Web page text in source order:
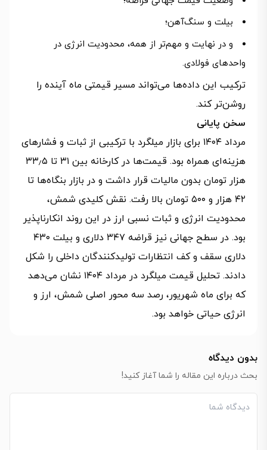
بیلت و سنگ‌آهن؛
و در نهایت و مهم‌تر از همه، محدودیت انرژی در
واحدهای فولادی.
ترکیب این داده‌ها می‌تواند مسیر قیمتی ماه آینده را
روشن‌تر کند.
سخن پایانی
مرداد ۱۴۰۴ برای بازار میلگرد با ترکیبی از ثبات و فشارهای
هزینه‌ای همراه بود. قیمت‌ها در کارخانه بین ۳۱ تا ۳۳٫۵
هزار تومان بدون مالیات قرار داشت و در بازار بنگاه‌ها تا
۴۲ هزار و ۵۰۰ تومان بالا رفت. نقش کلیدی شمش،
محدودیت انرژی و ثبات نسبی ارز در این روند انکارناپذیر
بود. در سطح جهانی نیز قراضه ۳۴۷ دلاری و بیلت ۴۳۰
دلاری سقف و کف انتظارات تولیدکنندگان داخلی را شکل
دادند. تحلیل قیمت میلگرد در مرداد ۱۴۰۴ نشان می‌دهد
که برای ماه شهریور، رصد سه محور اصلی شمش، ارز و
انرژی حیاتی خواهد بود.
بدون دیدگاه
بحث درباره این مقاله را شما آغاز کنید!